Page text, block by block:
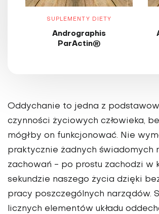
SUPLEMENTY DIETY
Andrographis
ParActin®
Oddychanie to jedna z
czynności życiowych człowieka,
mógłby on funkcjonować. Nie
praktycznie żadnych świadomych
zachowań - po prostu zachodzi w
sekundzie naszego życia dzięki
pracy poszczególnych narządów.
licznych elementów układu